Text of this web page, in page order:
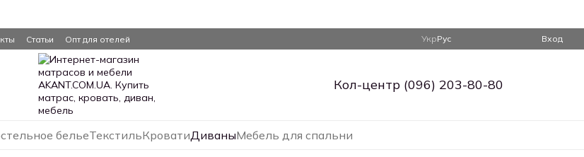
Статьи Опт для отелей УкрРус Вход
Кол-центр (096) 203-80-80
бельеТекстильКроватиДиваныМебель для спальни